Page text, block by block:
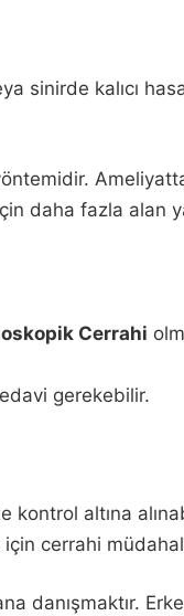
sinirde kalıcı
daha fazla alan
Cerrahi
gerekebilir.
kontrol altına
için cerrahi
danışmaktır.